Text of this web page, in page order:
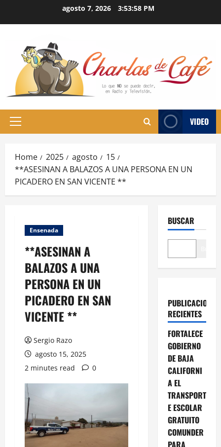
agosto 7, 2026 3:53:59 PM
Primary
VIDEO
Home 2025 agosto
15
**ASESINAN A BALAZOS A UNA PERSONA EN UN
PICADERO EN SAN VICENTE **
Ensenada
**ASESINAN A
BALAZOS A UNA
PERSONA EN UN
PICADERO EN SAN
VICENTE **
Sergio Razo
agosto 15, 2025
2 minutes read
0
BUSCAR
PUBLICACIONES
RECIENTES
FORTALECE
GOBIERNO
DE BAJA
CALIFORNI
A EL
TRANSPORT
E ESCOLAR
GRATUITO
COMUNDER
PARA